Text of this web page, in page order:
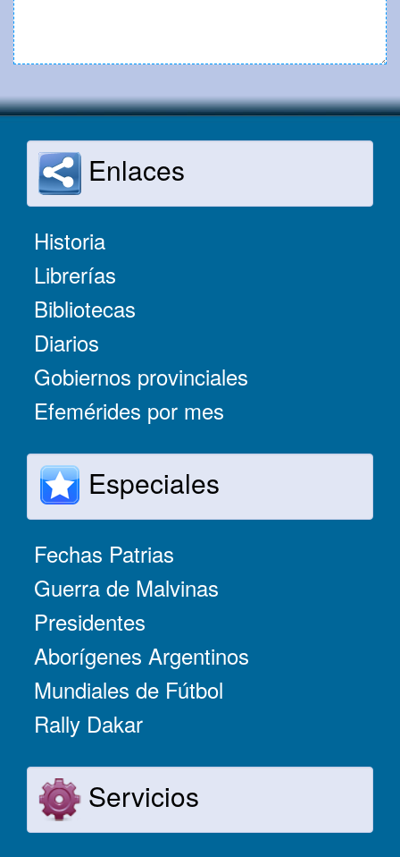
Enlaces
Historia
Librerías
Bibliotecas
Diarios
Gobiernos provinciales
Efemérides por mes
Especiales
Fechas Patrias
Guerra de Malvinas
Presidentes
Aborígenes Argentinos
Mundiales de Fútbol
Rally Dakar
Servicios